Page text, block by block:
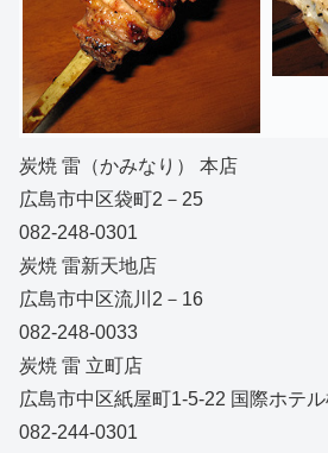
炭焼 雷（かみなり） 本店
広島市中区袋町2－25
082-248-0301
炭焼 雷新天地店
広島市中区流川2－16
082-248-0033
炭焼 雷 立町店
広島市中区紙屋町1-5-22 国際ホテ
082-244-0301